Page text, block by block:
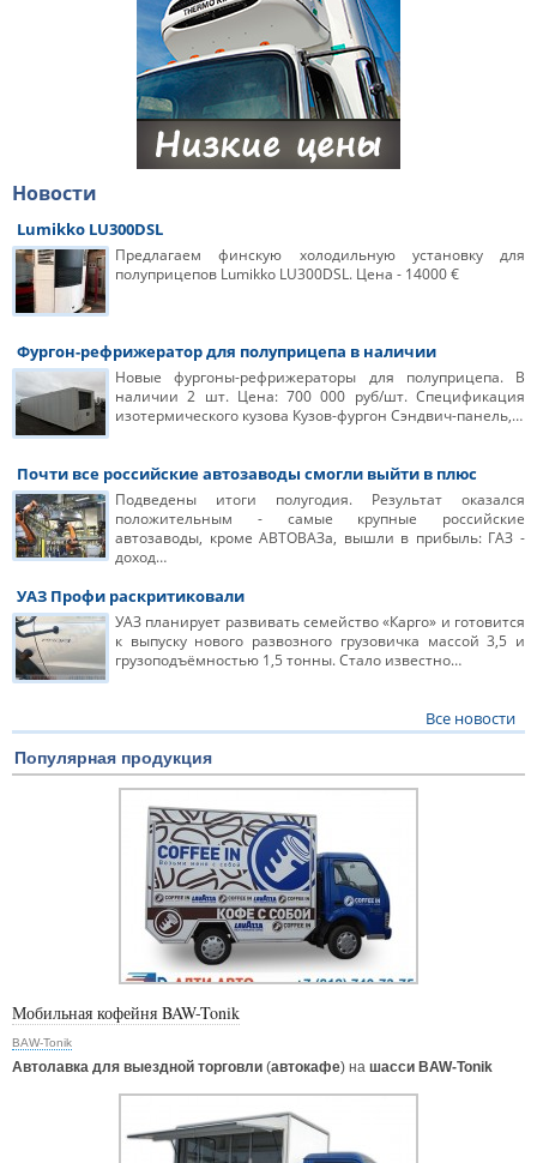
Новости
Lumikko LU300DSL
Предлагаем финскую холодильную установку для
полуприцепов Lumikko LU300DSL. Цена - 14000 €
Фургон-рефрижератор для полуприцепа в наличии
Новые фургоны-рефрижераторы для полуприцепа. В
наличии 2 шт. Цена: 700 000 руб/шт. Спецификация
изотермического кузова Кузов-фургон Сэндвич-панель,…
Почти все российские автозаводы смогли выйти в плюс
Подведены итоги полугодия. Результат оказался
положительным - самые крупные российские
автозаводы, кроме АВТОВАЗа, вышли в прибыль: ГАЗ -
доход…
УАЗ Профи раскритиковали
УАЗ планирует развивать семейство «Карго» и готовится
к выпуску нового развозного грузовичка массой 3,5 и
грузоподъёмностью 1,5 тонны. Стало известно…
Все новости
Популярная продукция
Мобильная кофейня BAW-Tonik
BAW-Tonik
Автолавка для выездной торговли (автокафе) на шасси BAW-Tonik